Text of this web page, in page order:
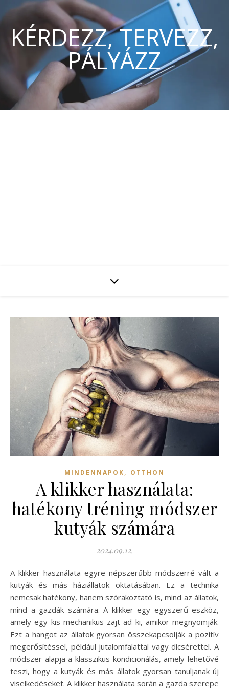
KÉRDEZZ, TERVEZZ,
PÁLYÁZZ
MINDENNAPOK, OTTHON
A klikker használata:
hatékony tréning módszer
kutyák számára
2024.09.12.
A klikker használata egyre népszerűbb módszerré vált a
kutyák és más háziállatok oktatásában. Ez a technika
nemcsak hatékony, hanem szórakoztató is, mind az állatok,
mind a gazdák számára. A klikker egy egyszerű eszköz,
amely egy kis mechanikus zajt ad ki, amikor megnyomják.
Ezt a hangot az állatok gyorsan összekapcsolják a pozitív
megerősítéssel, például jutalomfalattal vagy dicsérettel. A
módszer alapja a klasszikus kondicionálás, amely lehetővé
teszi, hogy a kutyák és más állatok gyorsan tanuljanak új
viselkedéseket. A klikker használata során a gazda szerepe